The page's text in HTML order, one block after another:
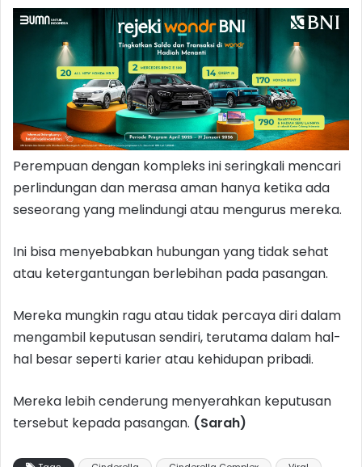
Perempuan dengan kompleks ini seringkali mencari
perlindungan dan merasa aman hanya ketika ada
seseorang yang melindungi atau mengurus mereka.
Ini bisa menyebabkan hubungan yang tidak sehat
atau ketergantungan berlebihan pada pasangan.
Mereka mungkin ragu atau tidak percaya diri dalam
mengambil keputusan sendiri, terutama dalam hal-
hal besar seperti karier atau kehidupan pribadi.
Mereka lebih cenderung menyerahkan keputusan
tersebut kepada pasangan. (Sarah)